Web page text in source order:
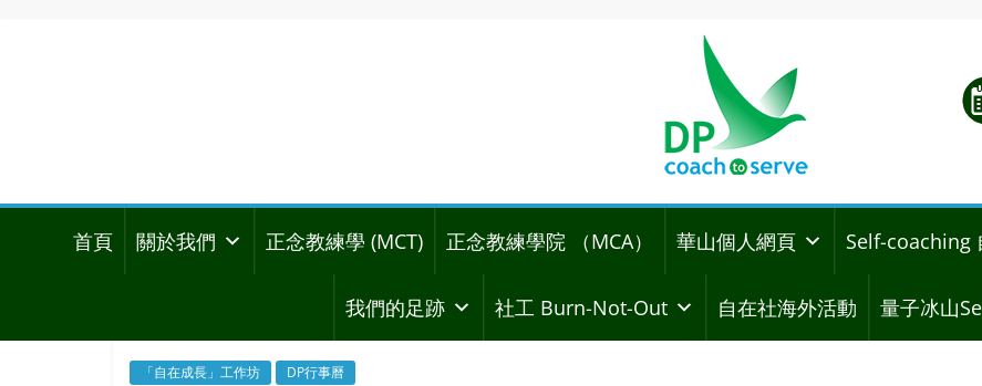
首頁 關於我們 正念教練學 (MCT) 正念教練學院 （MCA） 華山個人網頁 Self-coaching
我們的足跡 社工 Burn-Not-Out 自在社海外活動 量子冰山
「自在成長」工作坊 DP行事曆